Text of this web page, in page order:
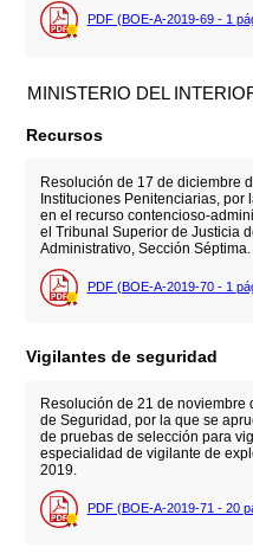
PDF (BOE-A-2019-69 - 1
MINISTERIO DEL
Recursos
Resolución de 17 de diciembre
Instituciones Penitenciarias,
en el recurso contencioso-
el Tribunal Superior de Justicia
Administrativo, Sección Séptima.
PDF (BOE-A-2019-70 - 1
Vigilantes de seguridad
Resolución de 21 de noviembre
de Seguridad, por la que se
de pruebas de selección para
especialidad de vigilante de
2019.
PDF (BOE-A-2019-71 - 20